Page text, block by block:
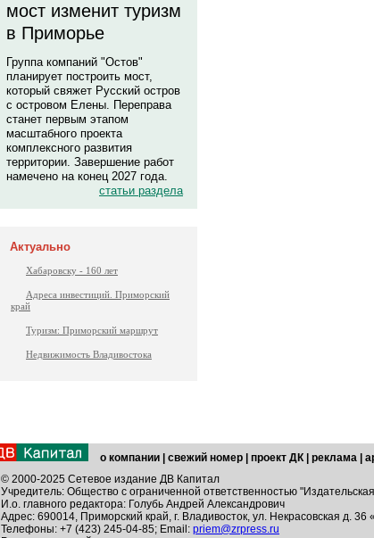
мост изменит туризм
в Приморье
Группа компаний "Остов"
планирует построить мост,
который свяжет Русский остров
с островом Елены. Переправа
станет первым этапом
масштабного проекта
комплексного развития
территории. Завершение работ
намечено на конец 2027 года.
статьи раздела
Актуально
Хабаровску - 160 лет
Адреса инвестиций. Приморский
край
Туризм: Приморский маршрут
Недвижимость Владивостока
о компании свежий номер проект ДК реклама
© 2000-2025 Сетевое издание ДВ Капитал
Учредитель: Общество с ограниченной ответственностью
И.о. главного редактора: Голубь Андрей Александрович
Адрес: 690014, Приморский край, г. Владивосток, ул. Некрасовская д.
Телефоны: +7 (423) 245-04-85; Email: priem@zrpress.ru